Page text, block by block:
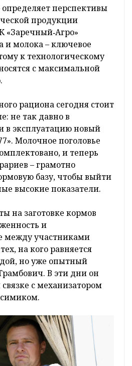
перспективы
продукции
«Заречный‑Агро»
и молока – ключевое
к технологическому
с максимальной
рациона сегодня стоит
не так давно в
в эксплуатацию новый
Молочное поголовье
и теперь
– грамотно
базу, чтобы выйти
высокие показатели.
на заготовке кормов
и
между участниками
на кого равняется
но уже опытный
В эти дни он
с механизатором